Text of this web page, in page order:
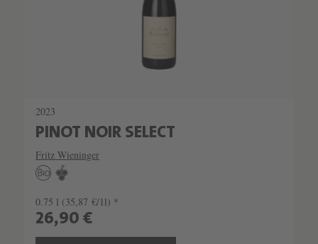
2023
PINOT NOIR SELECT
Fritz Wieninger
0.75 l (35,87 €/1l) *
26,90 €